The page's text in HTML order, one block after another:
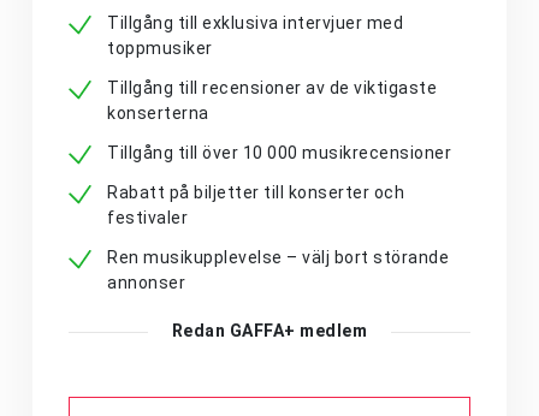
Tillgång till exklusiva intervjuer med
toppmusiker
Tillgång till recensioner av de viktigaste
konserterna
Tillgång till över 10 000 musikrecensioner
Rabatt på biljetter till konserter och
festivaler
Ren musikupplevelse – välj bort störande
annonser
Redan GAFFA+ medlem